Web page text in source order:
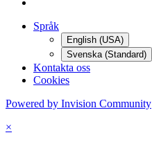
Språk
English (USA)
Svenska (Standard)
Kontakta oss
Cookies
Powered by Invision Community
×